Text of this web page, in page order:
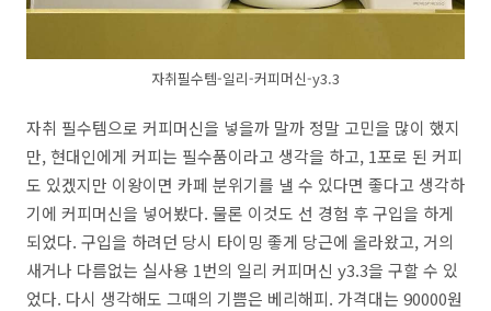
자취필수템-일리-커피머신-y3.3
자취 필수템으로 커피머신을 넣을까 말까 정말 고민을 많이 했지
만, 현대인에게 커피는 필수품이라고 생각을 하고, 1포로 된 커피
도 있겠지만 이왕이면 카페 분위기를 낼 수 있다면 좋다고 생각하
기에 커피머신을 넣어봤다. 물론 이것도 선 경험 후 구입을 하게
되었다. 구입을 하려던 당시 타이밍 좋게 당근에 올라왔고, 거의
새거나 다름없는 실사용 1번의 일리 커피머신 y3.3을 구할 수 있
었다. 다시 생각해도 그때의 기쁨은 베리해피. 가격대는 90000원